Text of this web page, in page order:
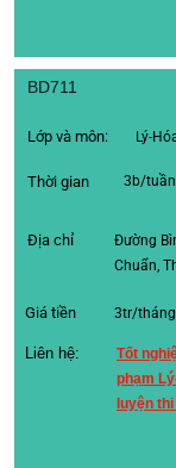
BD711
Lớp và môn: Lý-
Thời gian 3b/
Địa chỉ
Đường
Chuẩn,
Giá tiền
Liên hệ:
3tr/tháng
Tốt
phạm
luyện thi